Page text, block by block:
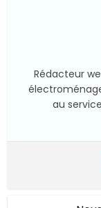
Rédacteur
au